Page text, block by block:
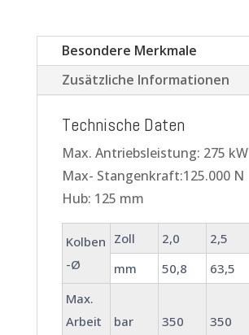
Besondere Merkmale
Zusätzliche Informationen
Technische Daten
Max. Antriebsleistung: 275 kW
Max- Stangenkraft:125.000 N
Hub: 125 mm
Kolben
-Ø
Zoll 2,0 2,5
mm
50,8 63,5
Max.
Arbeit
bar
350
350